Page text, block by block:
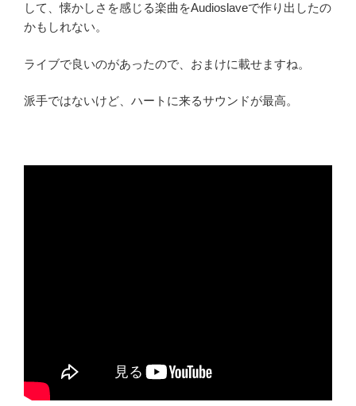
して、懐かしさを感じる楽曲をAudioslaveで作り出したの
かもしれない。
ライブで良いのがあったので、おまけに載せますね。
派手ではないけど、ハートに来るサウンドが最高。